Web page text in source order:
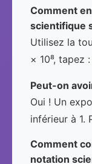
Comment
scientifique
Utilisez la
× 10⁸, tapez :
Peut-on
Oui ! Un
inférieur à 1.
Comment
notation